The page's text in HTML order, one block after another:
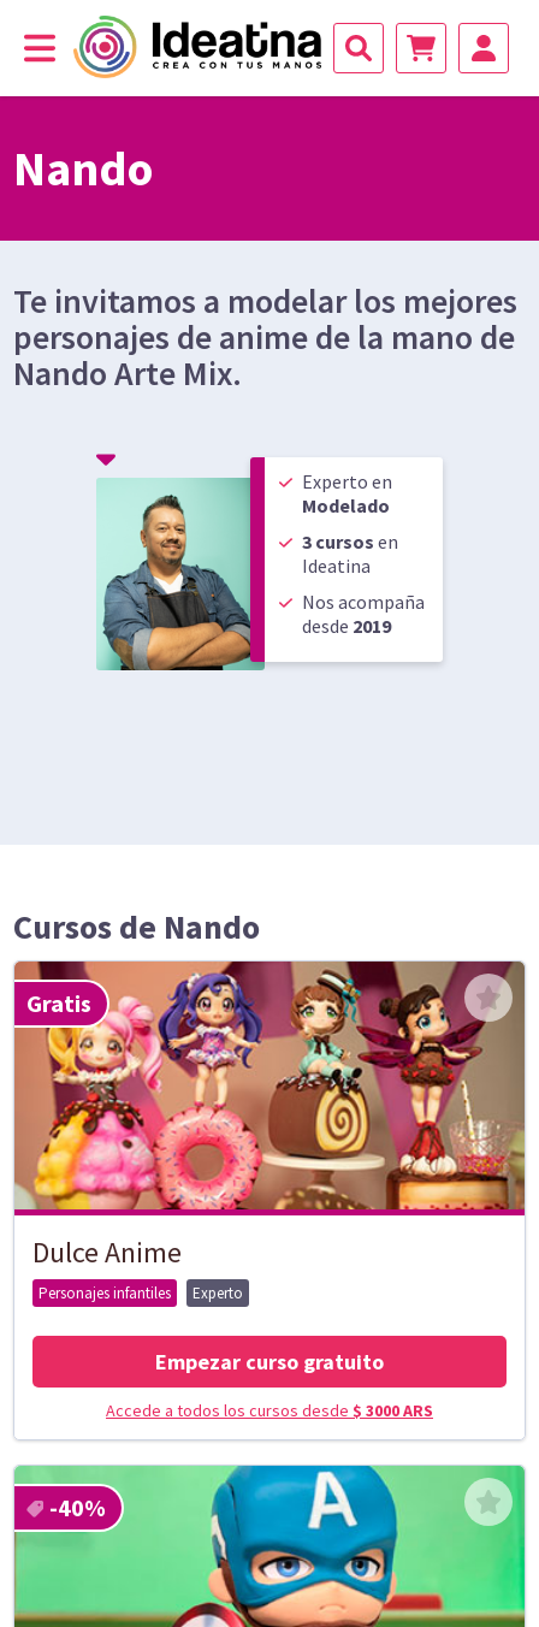
Nando
Te invitamos a modelar los mejores
personajes de anime de la mano de
Nando Arte Mix.
Experto en
Modelado
3cursos en
Ideatina
Nos acompaña
desde 2019
Cursos de Nando
Gratis
Dulce Anime
Personajes infantiles Experto
Empezar curso gratuito
Accede a todos los cursos desde $ 3000 ARS
-40%